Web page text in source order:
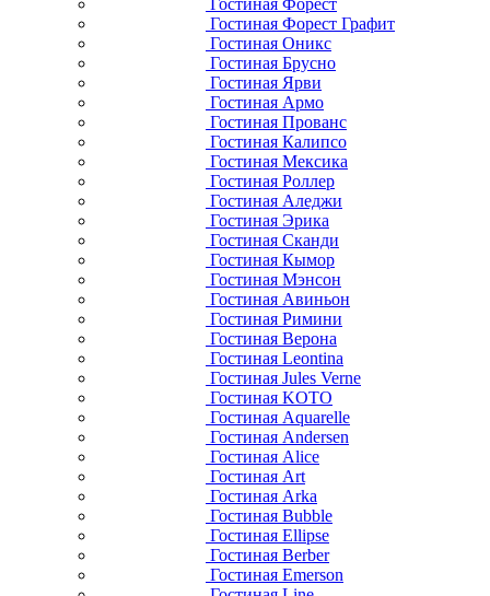
Гостиная Форест Графит
Гостиная Оникс
Гостиная Брусно
Гостиная Ярви
Гостиная Армо
Гостиная Прованс
Гостиная Калипсо
Гостиная Мексика
Гостиная Роллер
Гостиная Аледжи
Гостиная Эрика
Гостиная Сканди
Гостиная Кымор
Гостиная Мэнсон
Гостиная Авиньон
Гостиная Римини
Гостиная Верона
Гостиная Leontina
Гостиная Jules Verne
Гостиная KOTO
Гостиная Aquarelle
Гостиная Andersen
Гостиная Alice
Гостиная Art
Гостиная Arka
Гостиная Bubble
Гостиная Ellipse
Гостиная Berber
Гостиная Emerson